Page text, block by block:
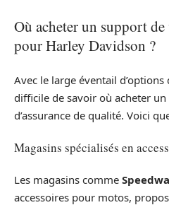
Où acheter un support de
pour Harley Davidson ?
Avec le large éventail
difficile de savoir où acheter
d’assurance de qualité. Voici
Magasins spécialisés en
Les magasins comme
accessoires pour motos,